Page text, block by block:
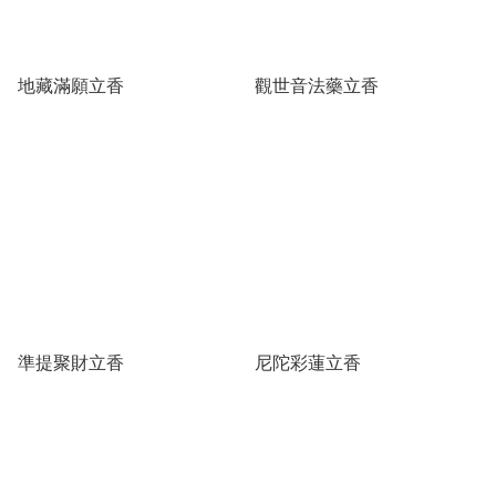
地藏滿願立香 觀世音法藥立香
準提聚財立香 尼陀彩蓮立香